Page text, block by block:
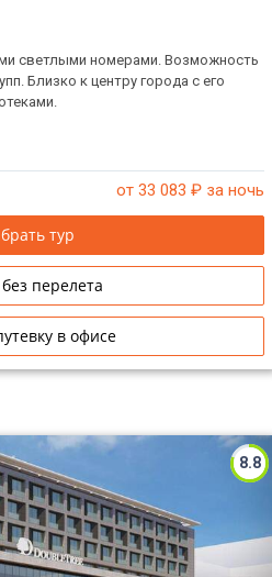
светлыми номерами. Возможность
Близко к центру города с его
от 33 083 ₽ за ночь
тур
перелета
в офисе
8.8